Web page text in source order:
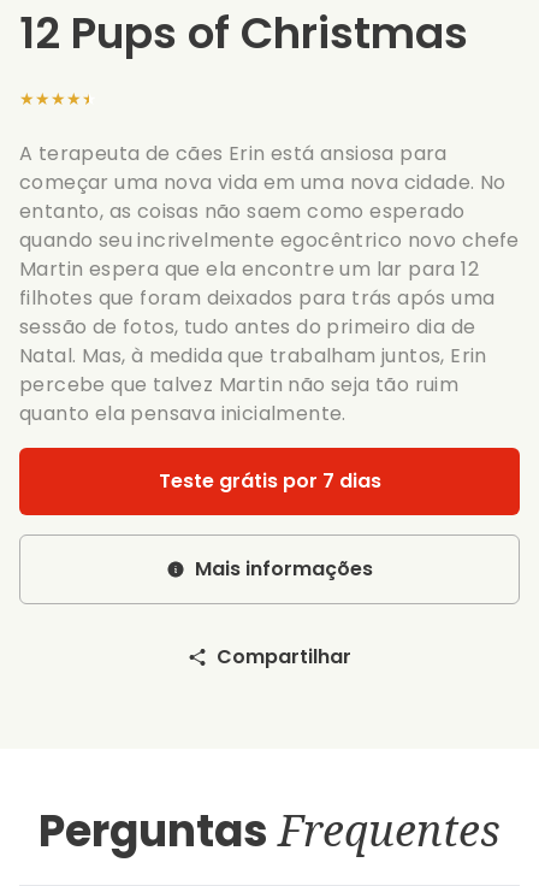
12 Pups of Christmas
★★★★★
A terapeuta de cães Erin está ansiosa para
começar uma nova vida em uma nova cidade. No
entanto, as coisas não saem como esperado
quando seu incrivelmente egocêntrico novo chefe
Martin espera que ela encontre um lar para 12
filhotes que foram deixados para trás após uma
sessão de fotos, tudo antes do primeiro dia de
Natal. Mas, à medida que trabalham juntos, Erin
percebe que talvez Martin não seja tão ruim
quanto ela pensava inicialmente.
Teste grátis por 7 dias
Mais informações
Compartilhar
PerguntasFrequentes